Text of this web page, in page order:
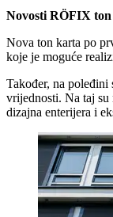
Novosti RÖFIX
Nova ton karta po
koje je moguće
Također, na
vrijednosti. Na taj
dizajna enterijera i